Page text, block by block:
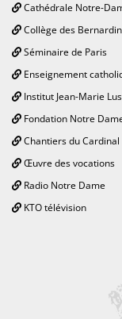
Cathédrale Notre-
Collège des
Séminaire de Paris
Enseignement
Institut Jean-Marie
Fondation Notre
Chantiers du Cardinal
Œuvre des vocations
Radio Notre Dame
KTO télévision